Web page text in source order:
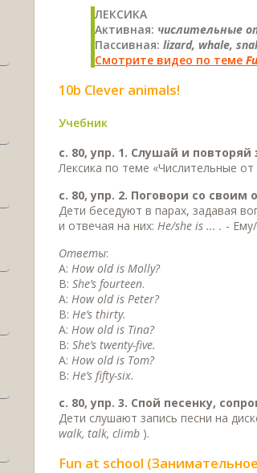
ЛЕКСИКА
Активная: числительные
Пассивная: lizard, whale,
Смотрите видео по теме
10b Clever animals!
Учебник
с. 80, упр. 1. Слушай и
Лексика по теме «Числительные от
с. 80, упр. 2. Поговори со своим
Дети беседуют в парах, задавая
и отвечая на них: He/she is ... . -
Ответы:
A: How old is Molly?
В: She’s fourteen.
A: How old is Peter?
B: He’s thirty.
A: How old is Tina?
B: She’s twenty-five.
A: How old is Tom?
B: He’s fifty-six.
c. 80, упр. 3. Спой песенку,
Дети слушают запись песни на
walk, talk, climb ).
Fun at school